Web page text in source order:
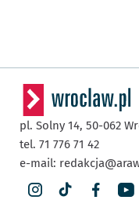
pl. Solny 14, 50-062
tel. 71 776 71 42
e-mail: